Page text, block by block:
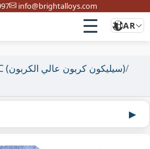
info@brightalloys.com
☰ AR
سبيكة Si-C (سيليكون كربون عالي الكربون)/